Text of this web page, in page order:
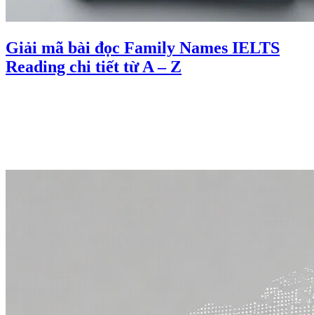
Giải mã bài đọc Family Names IELTS
Reading chi tiết từ A – Z